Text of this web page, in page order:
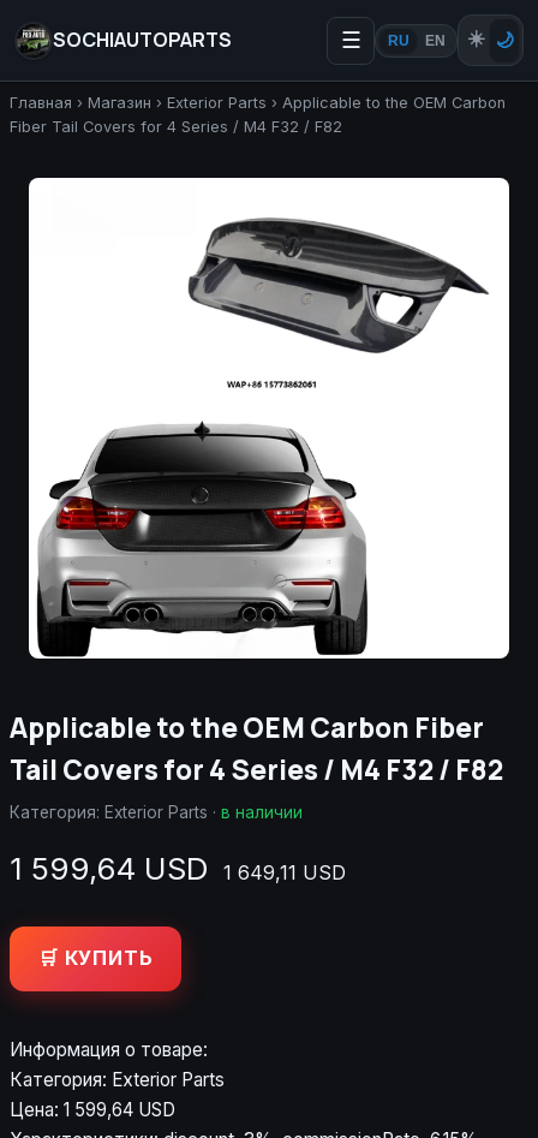
SOCHIAUTOPARTS ☰ RU EN ☀️ 🌙
Главная › Магазин › Exterior Parts › Applicable to the OEM Carbon
Fiber Tail Covers for 4 Series / M4 F32 / F82
Applicable to the OEM Carbon Fiber
Tail Covers for 4 Series / M4 F32 / F82
Категория: Exterior Parts · в наличии
1 599,64 USD 1 649,11 USD
🛒 КУПИТЬ
Информация о товаре:
Категория: Exterior Parts
Цена: 1 599,64 USD